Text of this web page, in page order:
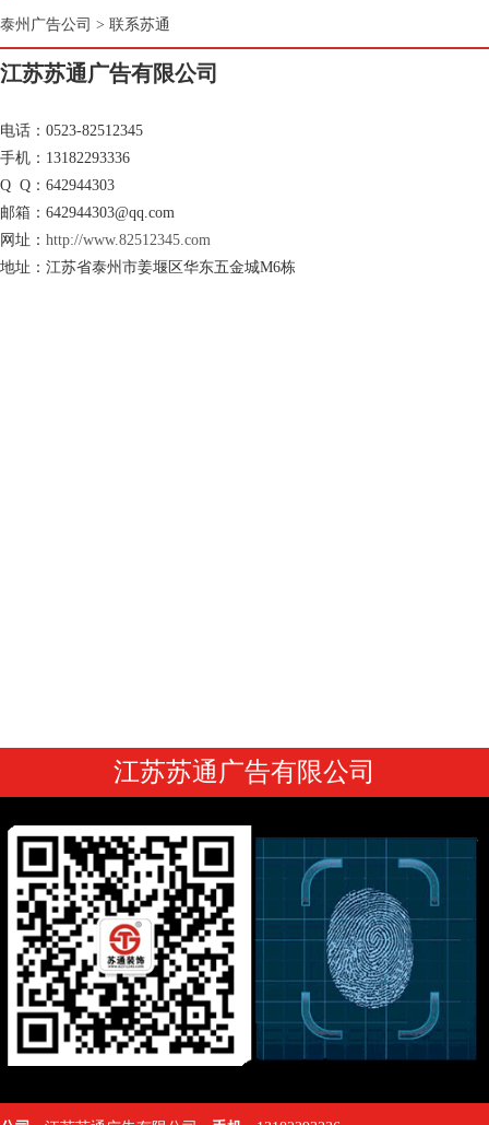
泰州广告公司 > 联系苏通
江苏苏通广告有限公司
电话：0523-82512345
手机：13182293336
Q Q：642944303
邮箱：642944303@qq.com
网址： http://www.82512345.com
地址：江苏省泰州市姜堰区华东五金城M6栋
江苏苏通广告有限公司